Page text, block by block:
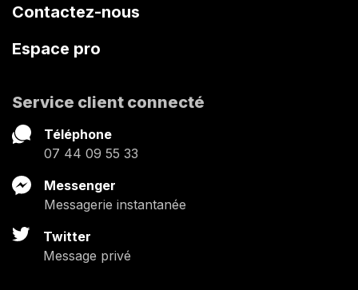
Contactez-nous
Espace pro
Service client connecté
Téléphone
07 44 09 55 33
Messenger
Messagerie instantanée
Twitter
Message privé